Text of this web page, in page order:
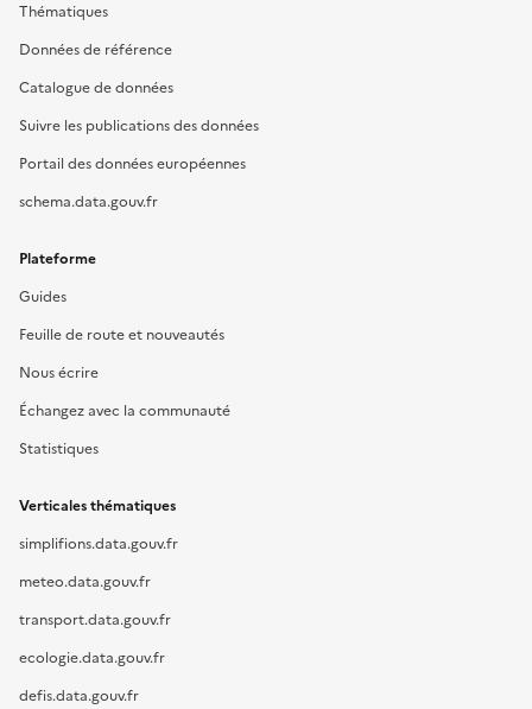
Thématiques
Données de référence
Catalogue de données
Suivre les publications des données
Portail des données européennes
schema.data.gouv.fr
Plateforme
Guides
Feuille de route et nouveautés
Nous écrire
Échangez avec la communauté
Statistiques
Verticales thématiques
simplifions.data.gouv.fr
meteo.data.gouv.fr
transport.data.gouv.fr
ecologie.data.gouv.fr
defis.data.gouv.fr